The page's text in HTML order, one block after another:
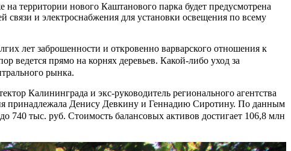
территории нового Каштанового парка будет предусмотрена
связи и электроснабжения для установки освещения по всему
лет заброшенности и откровенно варварского отношения к
ведется прямо на корнях деревьев. Какой-либо уход за
рынка.
Калининграда и экс-руководитель регионального агентства
принадлежала Денису Девкину и Геннадию Сиротину. По данным
740 тыс. руб. Стоимость балансовых активов достигает 106,8 млн